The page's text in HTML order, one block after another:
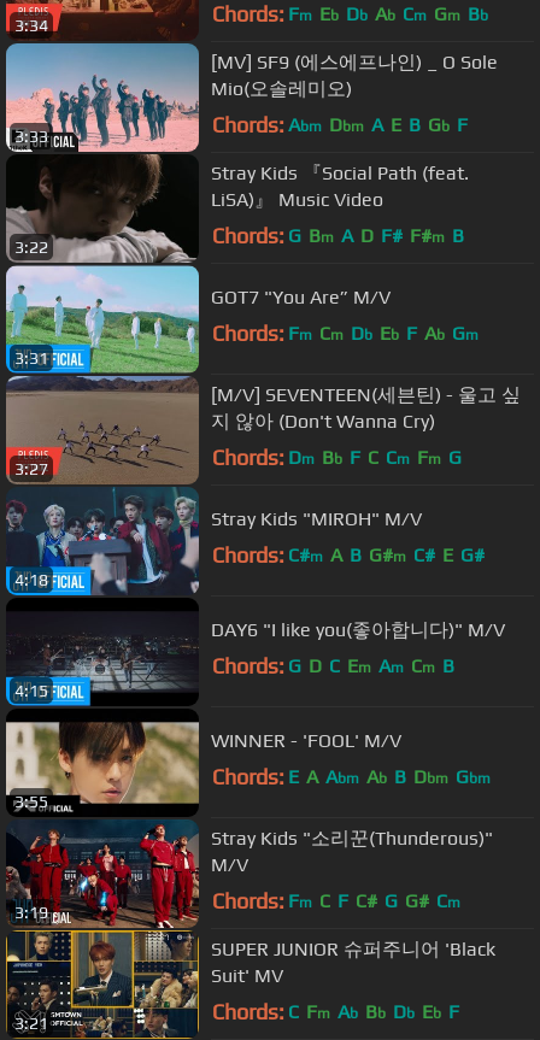
3:34 Chords: Fm Eb Db Ab Cm Gm Bb
3:33
[MV] SF9 (에스에프나인) _ O Sole
Mio(오솔레미오)
Chords: Abm Dbm A E B Gb F
3:22
Stray Kids 『Social Path (feat.
LiSA)』 Music Video
Chords: G Bm A D F# F#m B
3:31
GOT7 "You Are” M/V
Chords: Fm Cm Db Eb F Ab Gm
3:27
[M/V] SEVENTEEN(세븐틴) - 울고 싶
지 않아 (Don't Wanna Cry)
Chords: Dm Bb F C Cm Fm G
4:18
Stray Kids "MIROH" M/V
Chords: C#m A B G#m C# E G#
4:15
DAY6 "I like you(좋아합니다)" M/V
Chords: G D C Em Am Cm B
3:55
WINNER - 'FOOL' M/V
Chords: E A Abm Ab B Dbm Gbm
3:19
Stray Kids "소리꾼(Thunderous)"
M/V
Chords: Fm C F C# G G# Cm
3:21
SUPER JUNIOR 슈퍼주니어 'Black
Suit' MV
Chords: C Fm Ab Bb Db Eb F